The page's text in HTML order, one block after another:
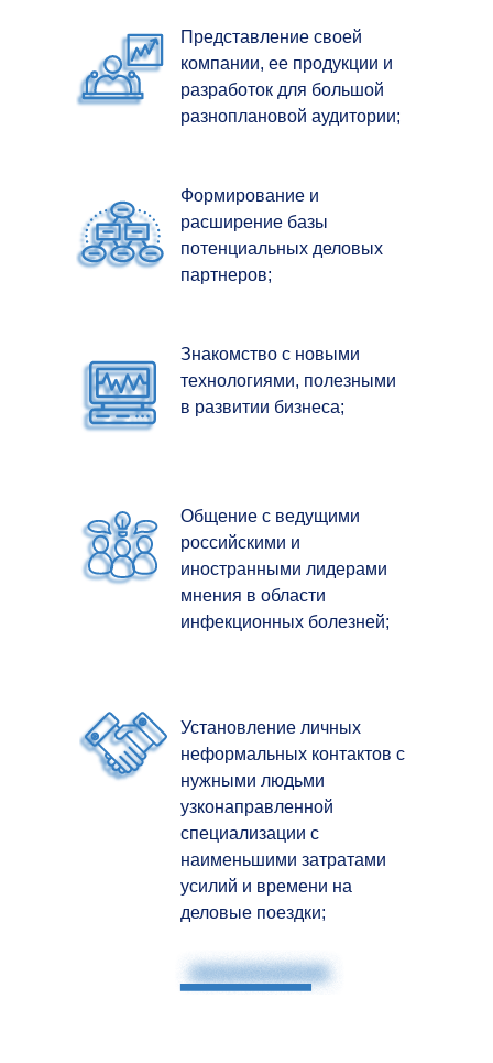
Представление своей
компании, ее продукции и
разработок для большой
разноплановой аудитории;
Формирование и
расширение базы
потенциальных деловых
партнеров;
Знакомство с новыми
технологиями, полезными
в развитии бизнеса;
Общение с ведущими
российскими и
иностранными лидерами
мнения в области
инфекционных болезней;
Установление личных
неформальных контактов с
нужными людьми
узконаправленной
специализации с
наименьшими затратами
усилий и времени на
деловые поездки;